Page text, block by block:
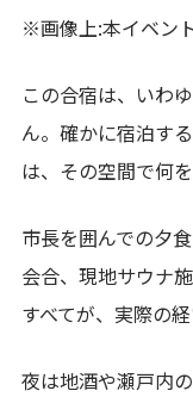
※画像上:本イベン
この合宿は、いわ
ん。確かに宿泊す
は、その空間で何
市長を囲んでの夕
会合、現地サウナ
すべてが、実際の
夜は地酒や瀬戸内